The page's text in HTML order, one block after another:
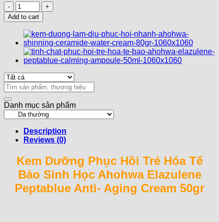
Kem
Dưỡng
Phục
Hồi
Trẻ
Hóa
Tế
Bào
Sinh
Học
Ahohwa
Elazulene
Peptablue
Anti-
Aging
Cream
50gr
Add to cart
Search
for:
Danh mục sản phẩm
Description
Reviews (0)
Kem Dưỡng Phục Hồi Trẻ Hóa Tế
Bào Sinh Học Ahohwa Elazulene
Peptablue Anti- Aging Cream 50gr